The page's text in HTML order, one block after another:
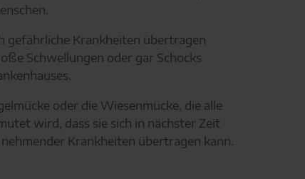
gefährliche Krankheiten übertragen
Schwellungen oder gar Schocks
oder die Wiesenmücke, die alle
wird, dass sie sich in nächster Zeit
Krankheiten übertragen kann.